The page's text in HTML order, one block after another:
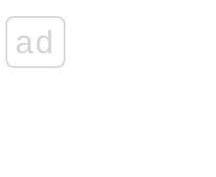
ad